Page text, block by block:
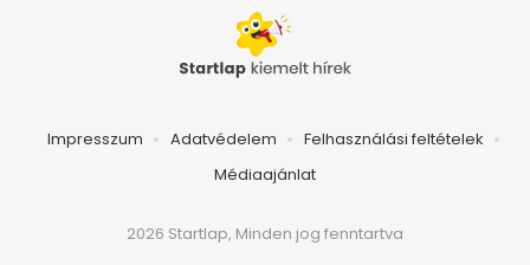
Impresszum Adatvédelem
Felhasználási feltételek
Médiaajánlat
2026 Startlap, Minden jog fenntartva